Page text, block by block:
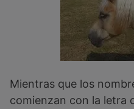
Mientras que los
comienzan con la letra